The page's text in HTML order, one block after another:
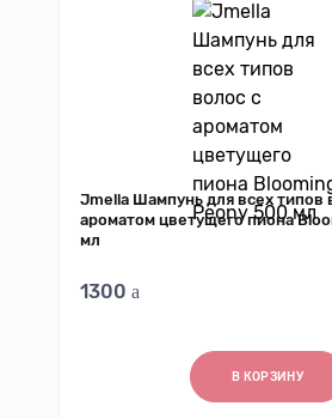
Jmella Шампунь для всех типов
ароматом цветущего пиона
мл
1300
В КОРЗИНУ